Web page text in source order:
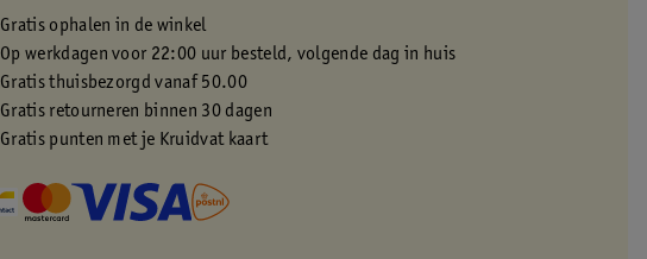
Gratis ophalen in de winkel
Op werkdagen voor 22:00 uur besteld, volgende dag in huis
Gratis thuisbezorgd vanaf 50.00
Gratis retourneren binnen 30 dagen
Gratis punten met je Kruidvat kaart